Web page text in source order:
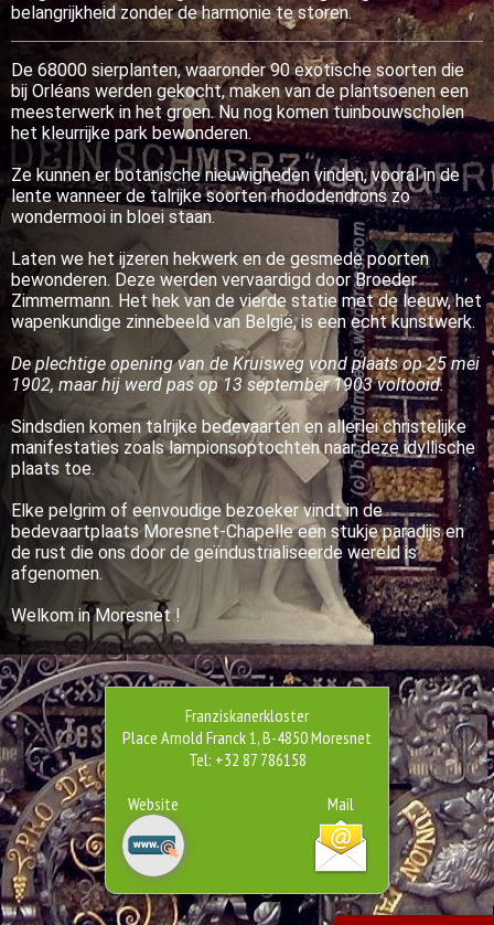
belangrijkheid zonder de harmonie te storen.
De 68000 sierplanten, waaronder 90 exotische soorten die
bij Orléans werden gekocht, maken van de plantsoenen een
meesterwerk in het groen. Nu nog komen tuinbouwscholen
het kleurrijke park bewonderen.
Ze kunnen er botanische nieuwigheden vinden, vooral in de
lente wanneer de talrijke soorten rhododendrons zo
wondermooi in bloei staan.
Laten we het ijzeren hekwerk en de gesmede poorten
bewonderen. Deze werden vervaardigd door Broeder
Zimmermann. Het hek van de vierde statie met de leeuw, het
wapenkundige zinnebeeld van België, is een echt kunstwerk.
De plechtige opening van de Kruisweg vond plaats op 25 mei
1902, maar hij werd pas op 13 september 1903 voltooid.
Sindsdien komen talrijke bedevaarten en allerlei christelijke
manifestaties zoals lampionsoptochten naar deze idyllische
plaats toe.
Elke pelgrim of eenvoudige bezoeker vindt in de
bedevaartplaats Moresnet-Chapelle een stukje paradijs en
de rust die ons door de geïndustrialiseerde wereld is
afgenomen.
Welkom in Moresnet !
Franziskanerkloster
Place Arnold Franck 1, B-4850 Moresnet
Tel: +32 87 786158
Website
Mail